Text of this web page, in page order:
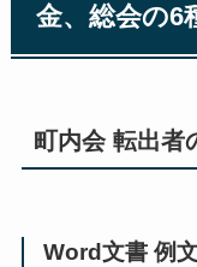
金、総会の6
町内会 転出者
Word文書 例